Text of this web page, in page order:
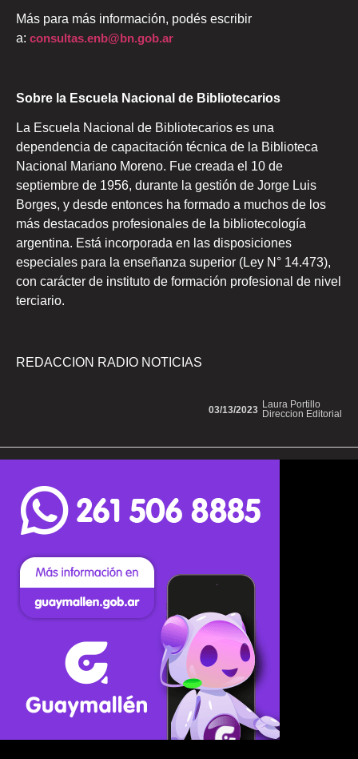
Más para más información, podés escribir
a: consultas.enb@bn.gob.ar
Sobre la Escuela Nacional de Bibliotecarios
La Escuela Nacional de Bibliotecarios es una
dependencia de capacitación técnica de la Biblioteca
Nacional Mariano Moreno. Fue creada el 10 de
septiembre de 1956, durante la gestión de Jorge Luis
Borges, y desde entonces ha formado a muchos de los
más destacados profesionales de la bibliotecología
argentina. Está incorporada en las disposiciones
especiales para la enseñanza superior (Ley N° 14.473),
con carácter de instituto de formación profesional de nivel
terciario.
REDACCION RADIO NOTICIAS
Laura Portillo
Direccion Editorial
03/13/2023